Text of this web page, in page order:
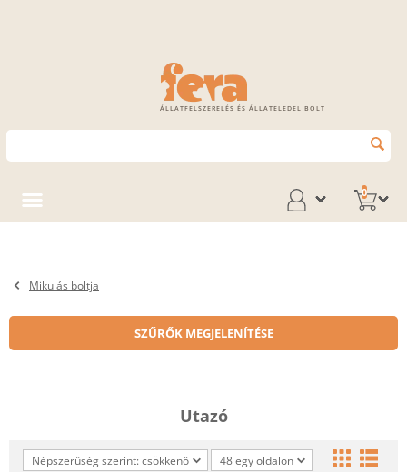
ÁLLATFELSZERELÉS ÉS ÁLLATELEDEL BOLT
0
Mikulás boltja
SZŰRŐK MEGJELENÍTÉSE
Utazó
Népszerűség szerint: csökkenő 48 egy oldalon